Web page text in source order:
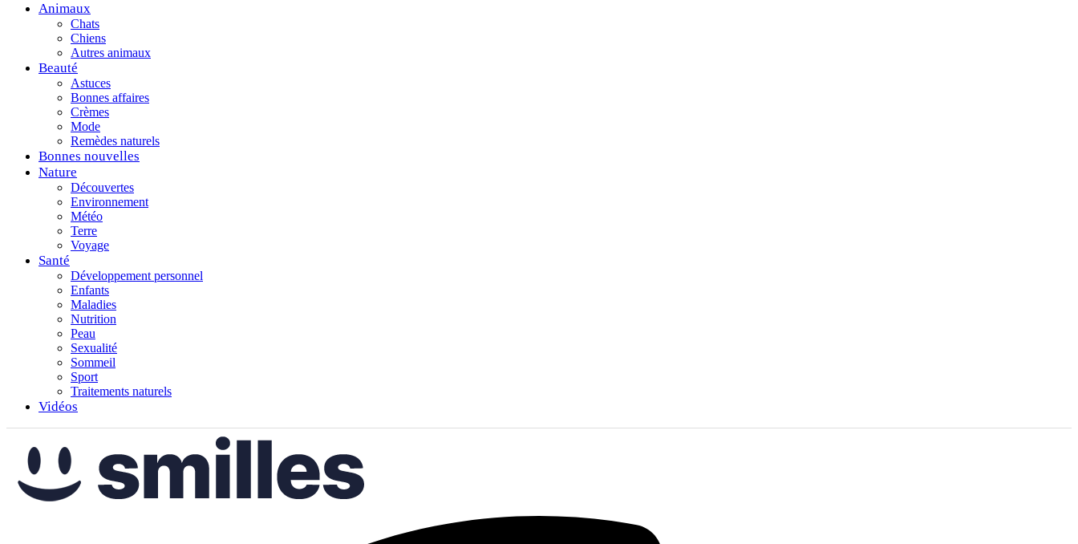
Animaux
Chats
Chiens
Autres animaux
Beauté
Astuces
Bonnes affaires
Crèmes
Mode
Remèdes naturels
Bonnes nouvelles
Nature
Découvertes
Environnement
Météo
Terre
Voyage
Santé
Développement personnel
Enfants
Maladies
Nutrition
Peau
Sexualité
Sommeil
Sport
Traitements naturels
Vidéos